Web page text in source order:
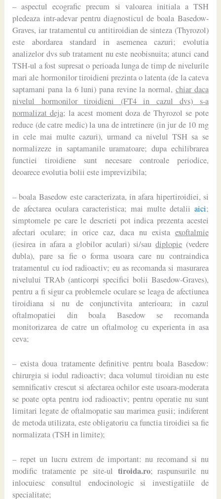
– aspectul ecografic precum si valoarea initiala a TSH
pledeaza intr-adevar pentru diagnosticul de boala Basedow-
Graves, iar tratamentul cu antitiroidian de sinteza (Thyrozol)
este abordarea standard in asemenea cazuri; evolutia
analizelor dvs sub tratament nu este neobisnuita; atunci cand
TSH-ul a fost supresat o perioada lunga de timp de nivelurile
mari ale hormonilor tiroidieni prezinta o latenta (de la cateva
saptamani pana la 6 luni) pana revine la normal, chiar daca
nivelul hormonilor tiroidieni (FT4 in cazul dvs) s-a
normalizat deja; la acest moment doza de Thyrozol se pote
reduce (de catre medic) la una de intretinere (in jur de 10 mg
in cele mai multe cazuri), urmand ca nivelul TSH sa se
normalizeze in saptamanile uramatoare; dupa echilibrarea
functiei tiroidiene sunt necesare controale periodice,
deoarece evolutia bolii este imprevizibila;
– boala Basedow este caracterizata, in afara hipertiroidiei, si
de afectarea oculara caracteristica; mai multe detalii aici;
simptomele pe care le descrieti pot indica prezenta acestei
afectari oculare; in orice caz, daca nu exista exoftalmie
(iesirea in afara a globilor aculari) si/saudiplopie (vedere
dubla), pare sa fie o forma usoara care nu contraindica
tratamentul cu iod radioactiv; eu as recomanda si masurarea
nivelului TRAb (anticorpi specifici bolii Basedow-Graves),
pentru a fi sigur ca problemele oculare se leaga de afectiunea
tiroidiana si nu de conjunctivita anterioara; in cazul
oftalmopatiei din boala Basedow se recomanda
monitorizarea de catre un oftalmolog cu experienta in asa
ceva;
– exista doua tratamente definitive pentru boala Basedow:
chirurgia si iodul radioactiv; daca volumul tiroidian nu este
semnificativ crescut si afectarea ochilor este usoara-moderata
se poate opta pentru iod radioactiv; pentru operatie nu sunt
limitari legate de oftalmopatie sau marimea gusii; indiferent
de metoda utilizata, este obligatoriu ca functia tiroidiei sa fie
normalizata (TSH in limite);
– repet un lucru extrem de important: nu recomand si nu
modific tratamente pe site-ul tiroida.ro; raspunsurile nu
inlocuiesc consultul endocinologic si investigatiile de
specialitate;